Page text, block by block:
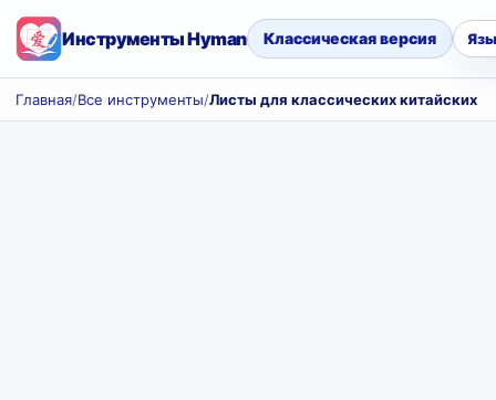
Инструменты Hyman Классическая версия
Главная/Все инструменты/Листы для классических китайских